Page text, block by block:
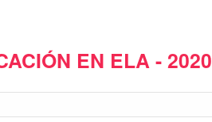
EN ELA - 2020